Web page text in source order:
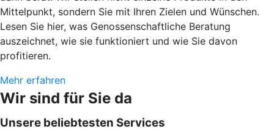
Mittelpunkt, sondern Sie mit Ihren Zielen und Wünschen.
Lesen Sie hier, was Genossenschaftliche Beratung
auszeichnet, wie sie funktioniert und wie Sie davon
profitieren.
Mehr erfahren
Wir sind für Sie da
Unsere beliebtesten Services